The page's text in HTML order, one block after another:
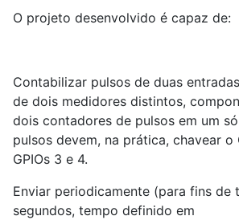
O projeto desenvolvido é capaz de:
Contabilizar pulsos de duas
de dois medidores distintos,
dois contadores de pulsos em um
pulsos devem, na prática, chavear o
GPIOs 3 e 4.
Enviar periodicamente (para fins de
segundos, tempo definido em